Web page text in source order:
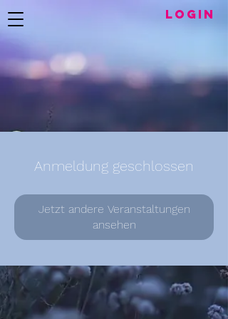
LogIN
Anmeldung geschlossen
Jetzt andere Veranstaltungen
ansehen